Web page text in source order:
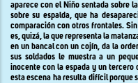
aparece con el Niño sentada sobre
sobre su espalda, que ha
comparación con otros frontales.
es, quizá, la que representa la
en un bancal con un cojín, da la
sus soldados le muestra a un
inocente con la espada y un tercero
esta escena ha resulta difícil porque